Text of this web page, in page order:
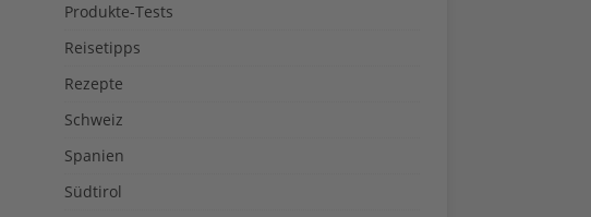
Produkte-Tests
Reisetipps
Rezepte
Schweiz
Spanien
Südtirol